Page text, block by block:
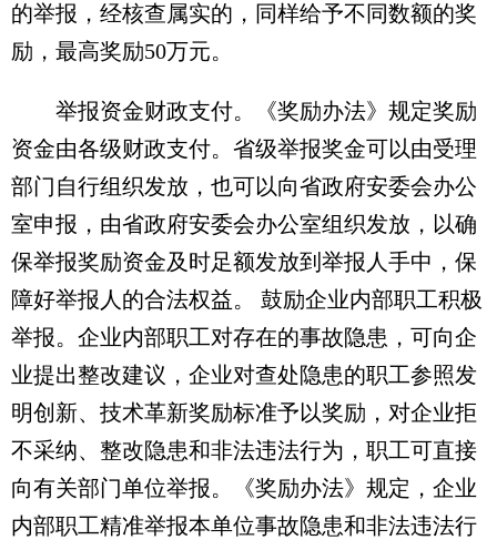
的举报，经核查属实的，同样给予不同数额的奖
励，最高奖励50万元。
举报资金财政支付。《奖励办法》规定奖励
资金由各级财政支付。省级举报奖金可以由受理
部门自行组织发放，也可以向省政府安委会办公
室申报，由省政府安委会办公室组织发放，以确
保举报奖励资金及时足额发放到举报人手中，保
障好举报人的合法权益。 鼓励企业内部职工积极
举报。企业内部职工对存在的事故隐患，可向企
业提出整改建议，企业对查处隐患的职工参照发
明创新、技术革新奖励标准予以奖励，对企业拒
不采纳、整改隐患和非法违法行为，职工可直接
向有关部门单位举报。《奖励办法》规定，企业
内部职工精准举报本单位事故隐患和非法违法行